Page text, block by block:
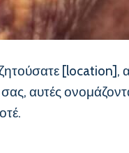
[location],
σας, αυτές